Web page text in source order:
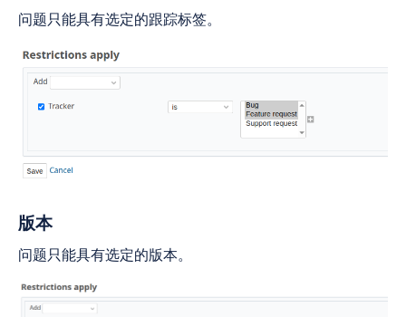
问题只能具有选定的跟踪标签。
版本
问题只能具有选定的版本。